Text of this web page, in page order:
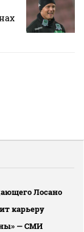
Лосано
карьеру
— СМИ